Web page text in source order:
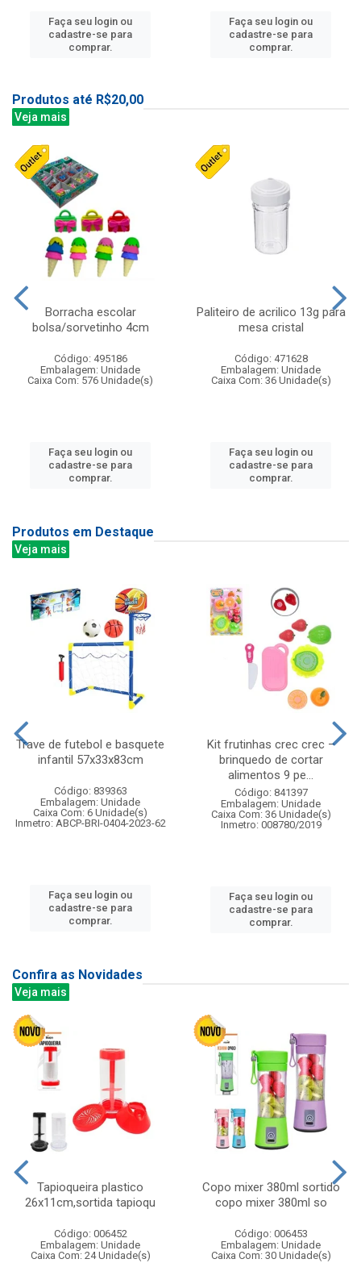
Faça seu login ou
cadastre-se para
comprar.
Faça seu login ou
cadastre-se para
comprar.
Produtos até R$20,00
Veja mais
Borracha escolar
bolsa/sorvetinho 4cm
Código: 495186
Embalagem: Unidade
Caixa Com: 576 Unidade(s)
Faça seu login ou
cadastre-se para
comprar.
Paliteiro de acrilico 13g para
mesa cristal
Código: 471628
Embalagem: Unidade
Caixa Com: 36 Unidade(s)
Faça seu login ou
cadastre-se para
comprar.
Produtos em Destaque
Veja mais
Trave de futebol e basquete
infantil 57x33x83cm
Código: 839363
Embalagem: Unidade
Caixa Com: 6 Unidade(s)
Inmetro: ABCP-BRI-0404-2023-62
Faça seu login ou
cadastre-se para
comprar.
Kit frutinhas crec crec –
brinquedo de cortar
alimentos 9 pe...
Código: 841397
Embalagem: Unidade
Caixa Com: 36 Unidade(s)
Inmetro: 008780/2019
Faça seu login ou
cadastre-se para
comprar.
Confira as Novidades
Veja mais
Tapioqueira plastico
26x11cm,sortida tapioqu
Código: 006452
Embalagem: Unidade
Caixa Com: 24 Unidade(s)
Copo mixer 380ml sortido
copo mixer 380ml so
Código: 006453
Embalagem: Unidade
Caixa Com: 30 Unidade(s)